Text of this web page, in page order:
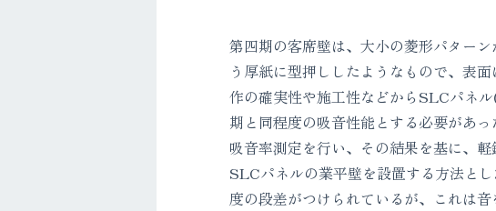
第四期の客席壁は、大小の菱形パターン
う厚紙に型押ししたようなもので、表
作の確実性や施工性などからSLCパネ
期と同程度の吸音性能とする必要があ
吸音率測定を行い、その結果を基に、
SLCパネルの業平壁を設置する方法と
度の段差がつけられているが、これは